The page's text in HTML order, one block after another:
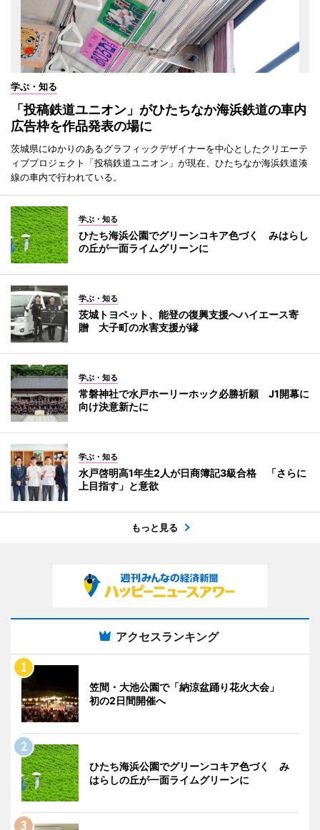
学ぶ・知る
「投稿鉄道ユニオン」がひたちなか海浜鉄道の車内
広告枠を作品発表の場に
茨城県にゆかりのあるグラフィックデザイナーを中心としたクリエーテ
ィブプロジェクト「投稿鉄道ユニオン」が現在、ひたちなか海浜鉄道湊
線の車内で行われている。
学ぶ・知る
ひたち海浜公園でグリーンコキア色づく みはらし
の丘が一面ライムグリーンに
学ぶ・知る
茨城トヨペット、能登の復興支援へハイエース寄
贈 大子町の水害支援が縁
学ぶ・知る
常磐神社で水戸ホーリーホック必勝祈願 J1開幕に
向け決意新たに
学ぶ・知る
水戸啓明高1年生2人が日商簿記3級合格 「さらに
上目指す」と意欲
もっと見る
アクセスランキング
笠間・大池公園で「納涼盆踊り花火大会」
初の2日間開催へ
ひたち海浜公園でグリーンコキア色づく み
はらしの丘が一面ライムグリーンに